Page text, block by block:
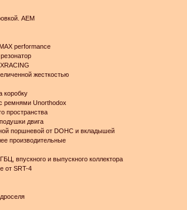
AEM
performance
жесткостью
коробку
ремнями Unorthodox
пространства
двига
поршневой от DOHC и вкладышей
производительные
впускного и выпускного коллектора
от SRT-4